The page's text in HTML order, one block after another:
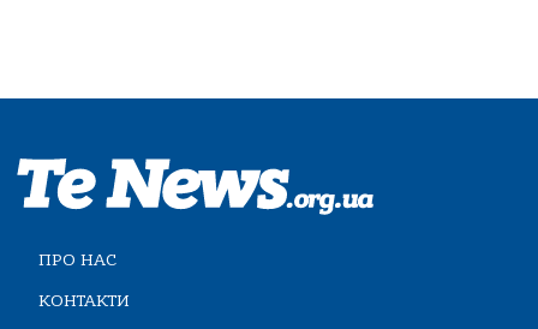
ПРО НАС
КОНТАКТИ